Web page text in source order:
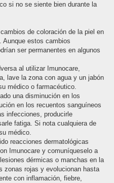
si no se siente bien durante la
de coloración de la piel en
Aunque estos cambios
ser permanentes en algunos
al utilizar Imunocare,
lave la zona con agua y un jabón
médico o farmacéutico.
una disminución en los
en los recuentos sanguíneos
infecciones, producirle
fatiga. Si nota cualquiera de
médico.
reacciones dermatológicas
Imunocare y comuníqueselo a
dérmicas o manchas en la
zonas rojas y evolucionan hasta
con inflamación, fiebre,